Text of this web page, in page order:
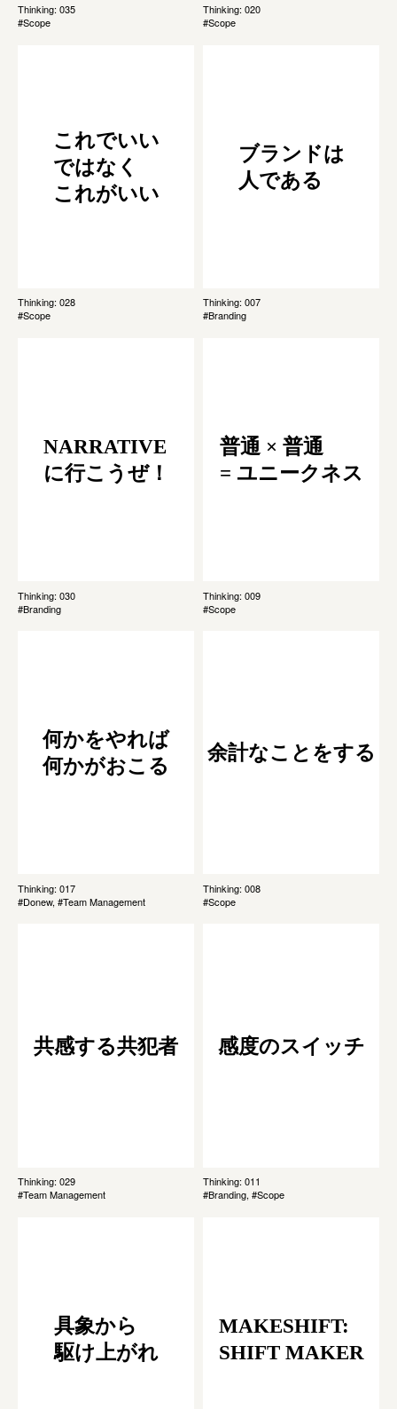
Thinking: 035
#Scope
Thinking: 020
#Scope
これでいい
ではなく
これがいい
Thinking: 028
#Scope
ブランドは
人である
Thinking: 007
#Branding
NARRATIVE
に行こうぜ！
Thinking: 030
#Branding
普通 × 普通
= ユニークネス
Thinking: 009
#Scope
何かをやれば
何かがおこる
Thinking: 017
#Donew, #Team Management
余計なことをする
Thinking: 008
#Scope
共感する共犯者
Thinking: 029
#Team Management
感度のスイッチ
Thinking: 011
#Branding, #Scope
具象から
駆け上がれ
MAKESHIFT:
SHIFT MAKER